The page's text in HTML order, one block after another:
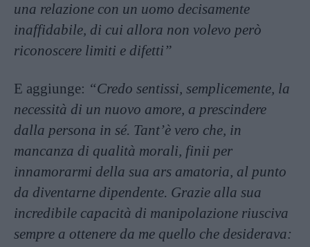
una relazione con un uomo decisamente
inaffidabile, di cui allora non volevo però
riconoscere limiti e difetti”
E aggiunge: “Credo sentissi, semplicemente, la
necessità di un nuovo amore, a prescindere
dalla persona in sé. Tant’è vero che, in
mancanza di qualità morali, finii per
innamorarmi della sua ars amatoria, al punto
da diventarne dipendente. Grazie alla sua
incredibile capacità di manipolazione riusciva
sempre a ottenere da me quello che desiderava: